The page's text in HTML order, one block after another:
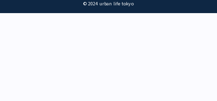
© 2024 urban life tokyo